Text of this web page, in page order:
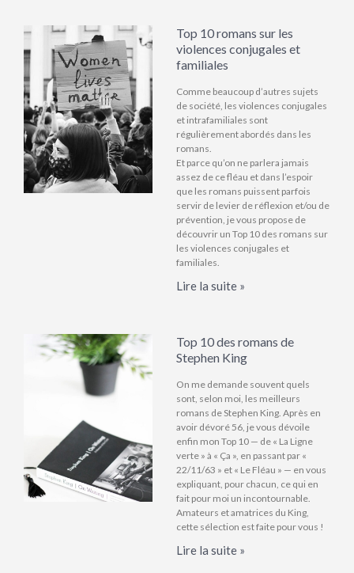
Top 10 romans sur les
violences conjugales et
familiales
Comme beaucoup d’autres sujets
de société, les violences conjugales
et intrafamiliales sont
régulièrement abordés dans les
romans.
Et parce qu’on ne parlera jamais
assez de ce fléau et dans l’espoir
que les romans puissent parfois
servir de levier de réflexion et/ou de
prévention, je vous propose de
découvrir un Top 10 des romans sur
les violences conjugales et
familiales.
Lire la suite »
Top 10 des romans de
Stephen King
On me demande souvent quels
sont, selon moi, les meilleurs
romans de Stephen King. Après en
avoir dévoré 56, je vous dévoile
enfin mon Top 10 — de « La Ligne
verte » à « Ça », en passant par «
22/11/63 » et « Le Fléau » — en vous
expliquant, pour chacun, ce qui en
fait pour moi un incontournable.
Amateurs et amatrices du King,
cette sélection est faite pour vous !
Lire la suite »